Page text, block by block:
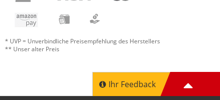
* UVP = Unverbindliche Preisempfehlung des Herstellers
** Unser alter Preis
Ihr Feedback